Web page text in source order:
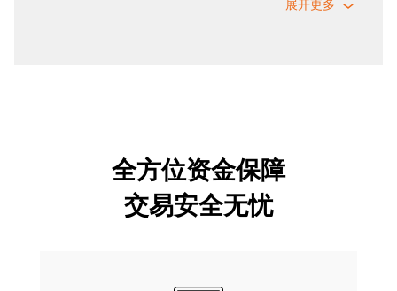
展开更多
全方位资金保障
交易安全无忧